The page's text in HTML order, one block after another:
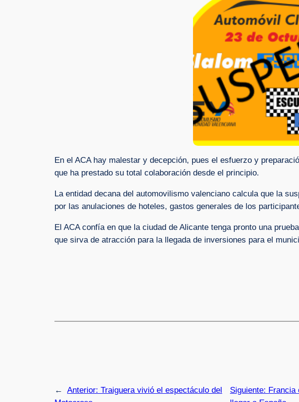
En el ACA hay malestar y decepción, pues el esfuerzo y
que ha prestado su total colaboración desde el principio.
La entidad decana del automovilismo valenciano calcula que la
por las anulaciones de hoteles, gastos generales de los
El ACA confía en que la ciudad de Alicante tenga pronto una
que sirva de atracción para la llegada de inversiones para el
← Anterior: Traiguera vivió el espectáculo del
Siguiente: Francia